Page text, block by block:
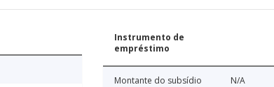
Instrumento de
empréstimo
Montante do subsídio N/A